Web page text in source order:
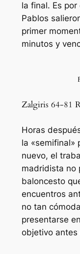
la final. Es
Pablos
primer
minutos y
Zalgiris 64-81
Horas
la «semifinal»
nuevo, el
madridista no
baloncesto
encuentros
no tan
presentarse
objetivo antes